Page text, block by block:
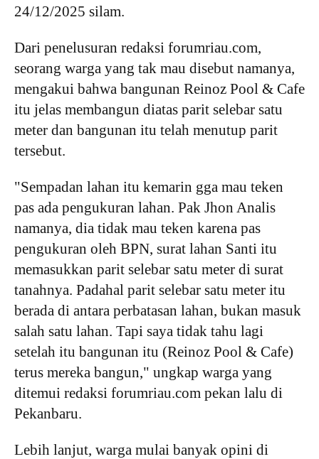
24/12/2025 silam.
Dari penelusuran redaksi forumriau.com,
seorang warga yang tak mau disebut namanya,
mengakui bahwa bangunan Reinoz Pool & Cafe
itu jelas membangun diatas parit selebar satu
meter dan bangunan itu telah menutup parit
tersebut.
"Sempadan lahan itu kemarin gga mau teken
pas ada pengukuran lahan. Pak Jhon Analis
namanya, dia tidak mau teken karena pas
pengukuran oleh BPN, surat lahan Santi itu
memasukkan parit selebar satu meter di surat
tanahnya. Padahal parit selebar satu meter itu
berada di antara perbatasan lahan, bukan masuk
salah satu lahan. Tapi saya tidak tahu lagi
setelah itu bangunan itu (Reinoz Pool & Cafe)
terus mereka bangun," ungkap warga yang
ditemui redaksi forumriau.com pekan lalu di
Pekanbaru.
Lebih lanjut, warga mulai banyak opini di